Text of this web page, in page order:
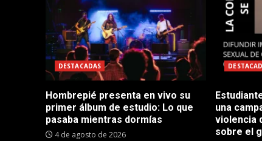
DESTACADAS
Hombrepié presenta en vivo su
primer álbum de estudio: Lo que
pasaba mientras dormías
4 de agosto de 2026
una
violencia
sobre el